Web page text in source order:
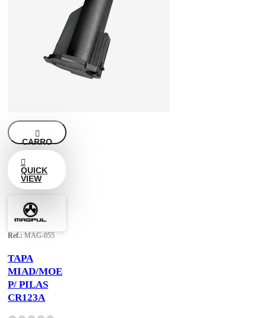

CARRO

QUICK
VIEW
Ref.:MAG-055
TAPA
MIAD/MOE
P/ PILAS
CR123A